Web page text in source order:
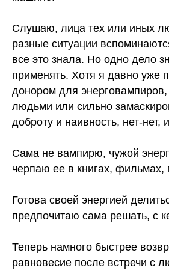
Слушаю, лица тех или иных
разные ситуации
все это знала. Но одно дело
применять. Хотя я давно уже
донором для энерговампиров,
людьми или сильно
доброту и наивность, нет-нет,
Сама не вампирю, чужой
черпаю ее в книгах, фильмах,
Готова своей энергией
предпочитаю сама решать, с
Теперь намного быстрее
равновесие после встречи с